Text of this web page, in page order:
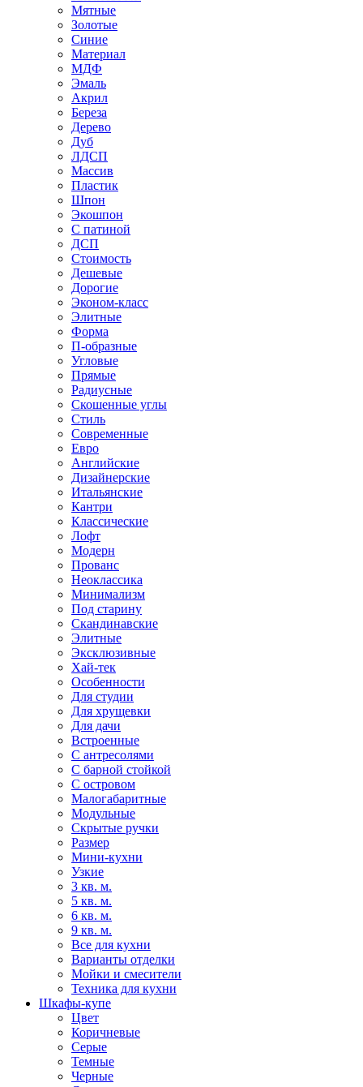
Мятные
Золотые
Синие
Материал
МДФ
Эмаль
Акрил
Береза
Дерево
Дуб
ЛДСП
Массив
Пластик
Шпон
Экошпон
С патиной
ДСП
Стоимость
Дешевые
Дорогие
Эконом-класс
Элитные
Форма
П-образные
Угловые
Прямые
Радиусные
Скошенные углы
Стиль
Современные
Евро
Английские
Дизайнерские
Итальянские
Кантри
Классические
Лофт
Модерн
Прованс
Неоклассика
Минимализм
Под старину
Скандинавские
Элитные
Эксклюзивные
Хай-тек
Особенности
Для студии
Для хрущевки
Для дачи
Встроенные
С антресолями
С барной стойкой
С островом
Малогабаритные
Модульные
Скрытые ручки
Размер
Мини-кухни
Узкие
3 кв. м.
5 кв. м.
6 кв. м.
9 кв. м.
Все для кухни
Варианты отделки
Мойки и смесители
Техника для кухни
Шкафы-купе
Цвет
Коричневые
Серые
Темные
Черные